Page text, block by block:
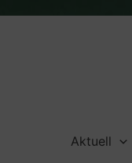
Aktuell